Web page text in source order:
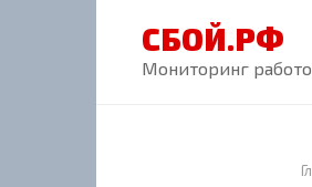
СБОЙ.РФ
Мониторинг